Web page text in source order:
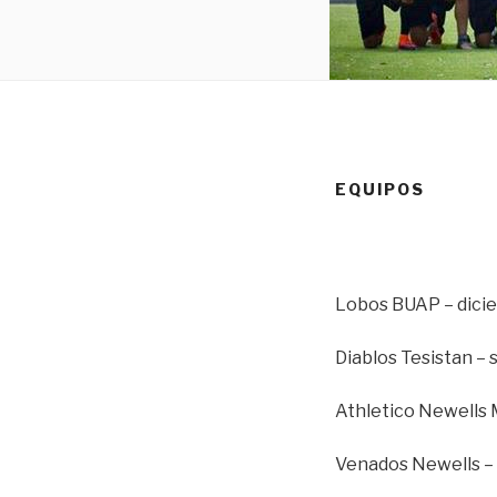
EQUIPOS
Lobos BUAP –
Diablos Tesistan –
Athletico Newells
Venados Newells